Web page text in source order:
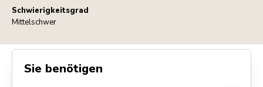
Schwierigkeitsgrad
Mittelschwer
Sie benötigen